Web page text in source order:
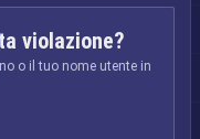
violazione?
o il tuo nome utente in